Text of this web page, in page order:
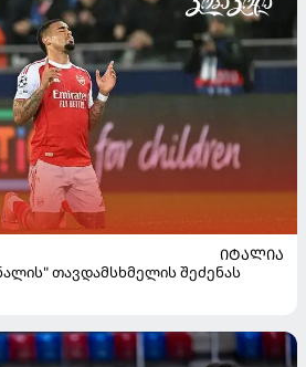
ᲘᲢᲐᲚᲘᲐ
თავდამსხმელის შეძენას